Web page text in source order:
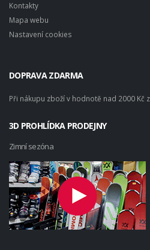
Kontakty
Mapa webu
Nastavení cookies
DOPRAVA ZDARMA
Při nákupu zboží v hodnotě nad 2000 Kč
3D PROHLÍDKA PRODEJNY
Zimní sezóna